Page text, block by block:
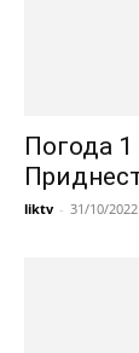
Погода 1
liktv - 31/10/